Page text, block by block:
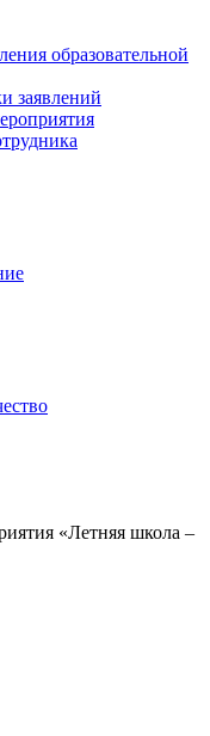
образовательной
заявлений
«Летняя школа –